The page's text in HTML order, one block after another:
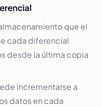
que el
cada diferencial
desde la última copia
incrementarse a
datos en cada